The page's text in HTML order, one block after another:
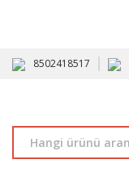
8502418517